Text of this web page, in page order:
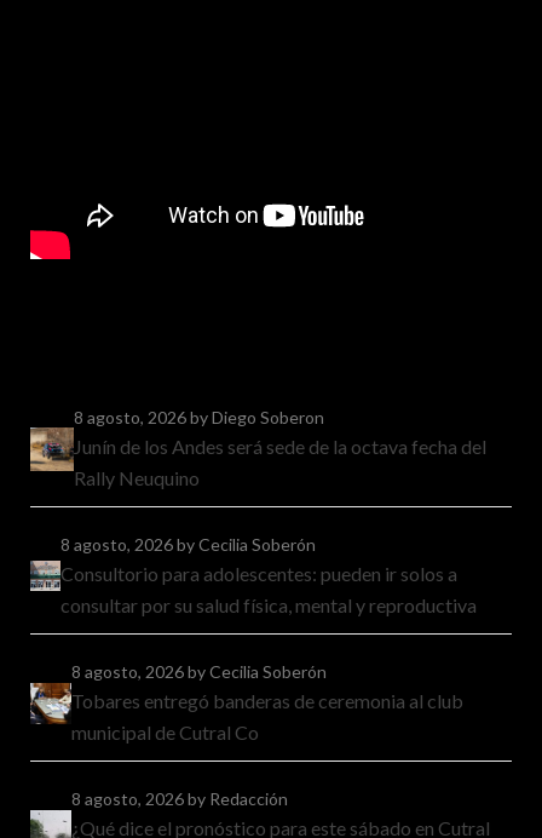
8 agosto, 2026by Diego Soberon
Junín de los Andes será sede de la octava fecha del
Rally Neuquino
8 agosto, 2026by Cecilia Soberón
Consultorio para adolescentes: pueden ir solos a
consultar por su salud física, mental y reproductiva
8 agosto, 2026by Cecilia Soberón
Tobares entregó banderas de ceremonia al club
municipal de Cutral Co
8 agosto, 2026by Redacción
¿Qué dice el pronóstico para este sábado en Cutral